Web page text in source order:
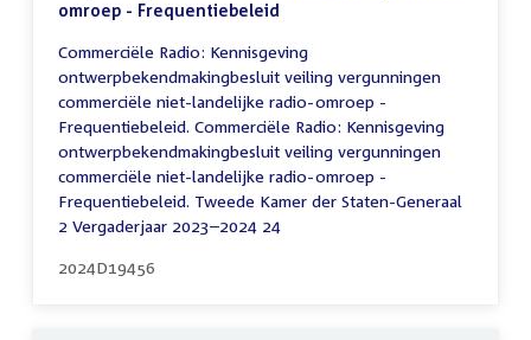
omroep - Frequentiebeleid
Commerciële Radio: Kennisgeving
ontwerpbekendmakingbesluit veiling vergunningen
commerciële niet-landelijke radio-omroep -
Frequentiebeleid. Commerciële Radio: Kennisgeving
ontwerpbekendmakingbesluit veiling vergunningen
commerciële niet-landelijke radio-omroep -
Frequentiebeleid. Tweede Kamer der Staten-Generaal
2 Vergaderjaar 2023–2024 24
2024D19456